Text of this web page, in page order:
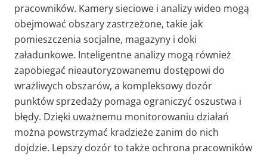
pracowników. Kamery sieciowe i analizy wideo mogą
obejmować obszary zastrzeżone, takie jak
pomieszczenia socjalne, magazyny i doki
załadunkowe. Inteligentne analizy mogą również
zapobiegać nieautoryzowanemu dostępowi do
wrażliwych obszarów, a kompleksowy dozór
punktów sprzedaży pomaga ograniczyć oszustwa i
błędy. Dzięki uważnemu monitorowaniu działań
można powstrzymać kradzieże zanim do nich
dojdzie. Lepszy dozór to także ochrona pracowników